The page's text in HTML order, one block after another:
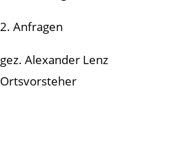
2. Anfragen
gez. Alexander Lenz
Ortsvorsteher